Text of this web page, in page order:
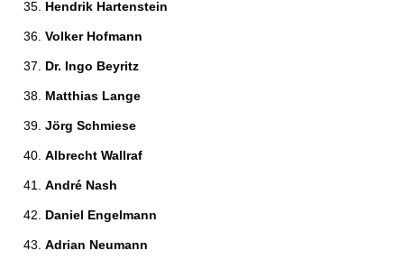
Hendrik Hartenstein
Volker Hofmann
Dr. Ingo Beyritz
Matthias Lange
Jörg Schmiese
Albrecht Wallraf
André Nash
Daniel Engelmann
Adrian Neumann